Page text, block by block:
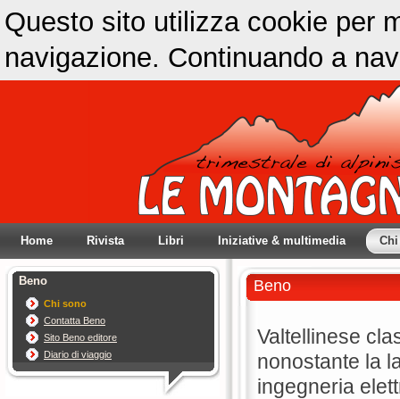
Questo sito utilizza cookie per
navigazione. Continuando a
Home Rivista Libri Iniziative & multimedia
Beno
Chi sono
Contatta Beno
Sito Beno editore
Diario di viaggio
Beno
Valtellinese
nonostante la
ingegneria